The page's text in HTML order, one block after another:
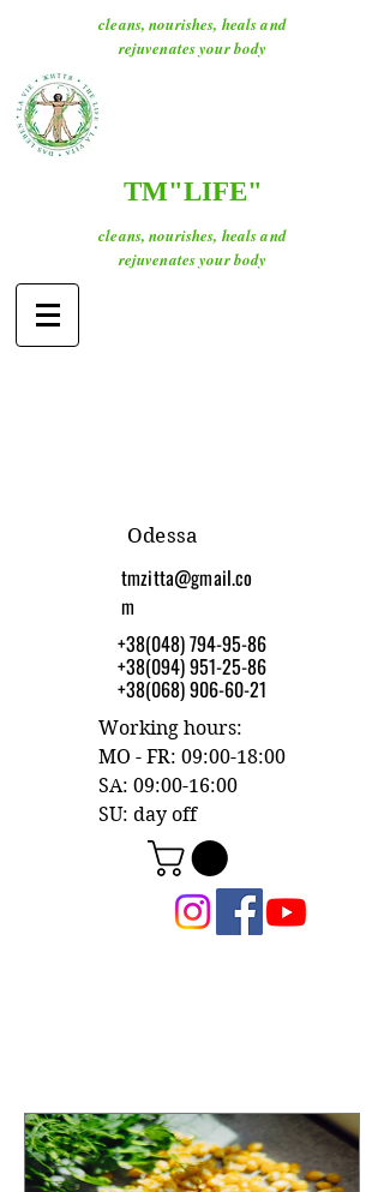
cleans, nourishes, heals and
rejuvenates your body
ТМ"LIFE"
cleans, nourishes, heals and
rejuvenates your body
Odessa
tmzitta@gmail.co
m
+38(048) 794-95-86
+38(094) 951-25-86
+38(068) 906-60-21
Working hours:
MO - FR: 09:00-18:00
SA: 09:00-16:00
SU: day off